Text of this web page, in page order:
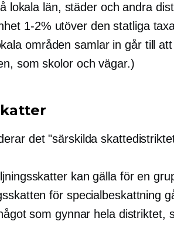
lokala län, städer och andra
1-2% utöver den statliga
områden samlar in går till
som skolor och vägar.)
det "särskilda
kan gälla för en
för specialbeskattning
som gynnar hela distriktet,